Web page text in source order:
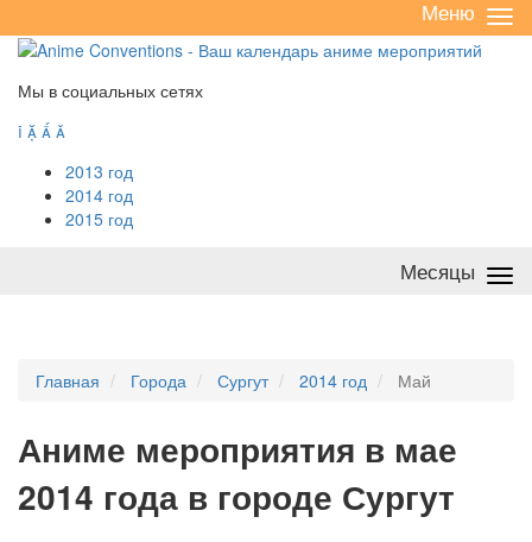
/
Меню
Мы в социальных сетях
   
2013 год
2014 год
2015 год
Месяцы
Главная Города Сургут 2014 год Май
Аниме мероприятия в мае
2014 года в городе Сургут